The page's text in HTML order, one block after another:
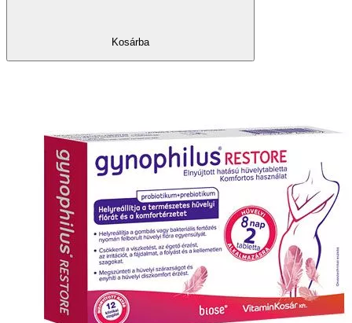
Kosárba